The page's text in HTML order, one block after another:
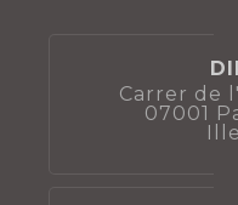
Carrer de
07001